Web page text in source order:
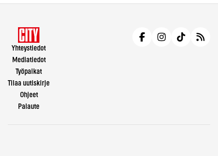
Yhteystiedot
Mediatiedot
Työpaikat
Tilaa uutiskirje
Ohjeet
Palaute